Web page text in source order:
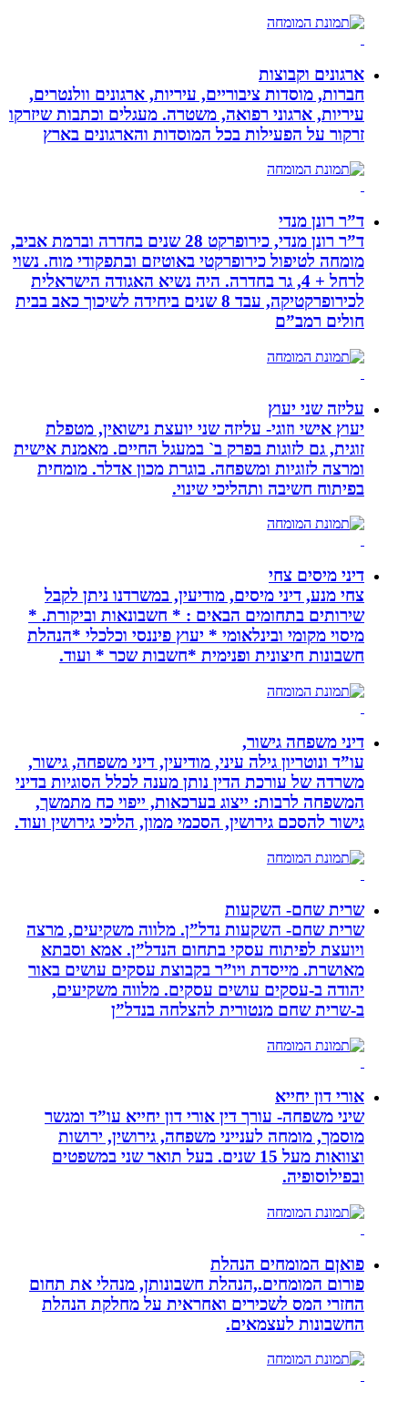
ארגונים וקבוצות
חברות, מוסדות ציבוריים, עיריות, ארגונים וולנטרים,
עיריות, ארגוני רפואה, משטרה. מעגלים וכתבות שיזרקו
זרקור על הפעילות בכל המוסדות והארגונים בארץ
ד”ר רונן מנדי
ד”ר רונן מנדי, כירופרקט 28 שנים בחדרה וברמת אביב,
מומחה לטיפול כירופרקטי באוטיזם ובתפקודי מוח. נשוי
לרחל + 4, גר בחדרה. היה נשיא האגודה הישראלית
לכירופרקטיקה, עבד 8 שנים ביחידה לשיכוך כאב בבית
חולים רמב”ם
עליזה שני יעוץ
יעוץ אישי וזוגי- עליזה שני יועצת נישואין, מטפלת
זוגית, גם לזוגות בפרק ב` במעגל החיים. מאמנת אישית
ומרצה לזוגיות ומשפחה. בוגרת מכון אדלר. מומחית
בפיתוח חשיבה ותהליכי שינוי.
דיני מיסים צחי
צחי מנע, דיני מיסים, מודיעין, במשרדנו ניתן לקבל
שירותים בתחומים הבאים : * חשבונאות וביקורת. *
מיסוי מקומי ובינלאומי * יעוץ פיננסי וכלכלי *הנהלת
חשבונות חיצונית ופנימית *חשבות שכר * ועוד.
דיני משפחה גישור,
עו”ד ונוטריון גילה עיני, מודיעין, דיני משפחה, גישור,
משרדה של עורכת הדין נותן מענה לכלל הסוגיות בדיני
המשפחה לרבות: ייצוג בערכאות, ייפוי כח מתמשך,
גישור להסכם גירושין, הסכמי ממון, הליכי גירושין ועוד.
שרית שחם- השקעות
שרית שחם- השקעות נדל”ן. מלווה משקיעים, מרצה
ויועצת לפיתוח עסקי בתחום הנדל”ן. אמא וסבתא
מאושרת. ‏מייסדת ויו”ר בקבוצת עסקים עושים באור
יהודה‏ ב-‏עסקים עושים עסקים‏. ‏מלווה משקיעים,
ב-‏שרית שחם מנטורית להצלחה בנדל”ן‏
אורי דון יחייא
שיני משפחה- עורך דין אורי דון יחייא עו”ד ומגשר
מוסמך, מומחה לענייני משפחה, גירושין, ירושות
וצוואות מעל 15 שנים. בעל תואר שני במשפטים
ובפילוסופיה.
פואןם המומחים הנהלת
פורום המומחים.,הנהלת חשבונותן, מנהלי את תחום
החזרי המס לשכירים ואחראית על מחלקת הנהלת
החשבונות לעצמאים.